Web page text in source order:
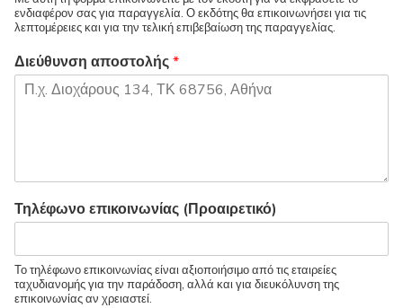
ενδιαφέρον σας για παραγγελία. Ο εκδότης θα επικοινωνήσει για τις
λεπτομέρειες και για την τελική επιβεβαίωση της παραγγελίας.
Διεύθυνση αποστολής*
Τηλέφωνο επικοινωνίας (Προαιρετικό)
Το τηλέφωνο επικοινωνίας είναι αξιοποιήσιμο από τις εταιρείες
ταχυδιανομής για την παράδοση, αλλά και για διευκόλυνση της
επικοινωνίας αν χρειαστεί.